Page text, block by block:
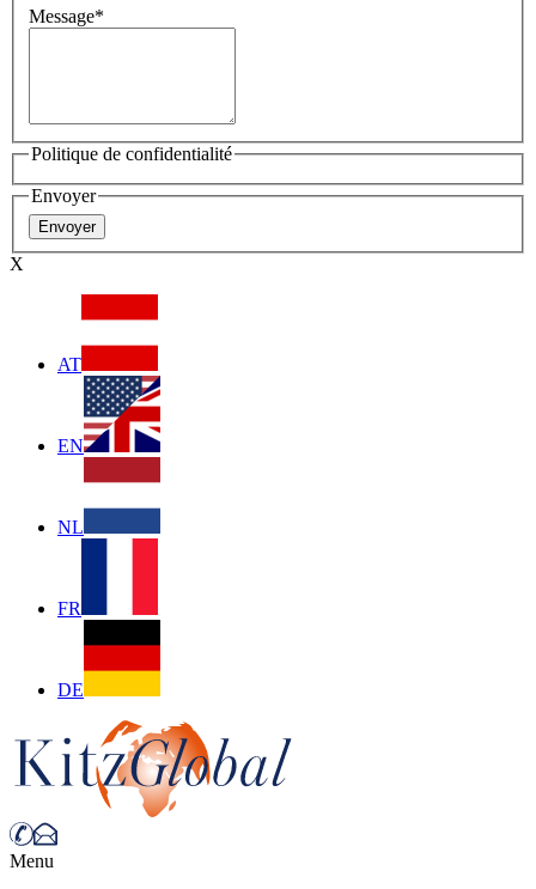
Message*
Politique de confidentialité
Envoyer
X
AT
EN
NL
FR
DE
Menu